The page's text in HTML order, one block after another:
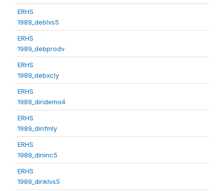
ERHS
1989_deblvs5
ERHS
1989_debprodv
ERHS
1989_debxcly
ERHS
1989_dindemo4
ERHS
1989_dinfmly
ERHS
1989_dininc5
ERHS
1989_dinklvs5